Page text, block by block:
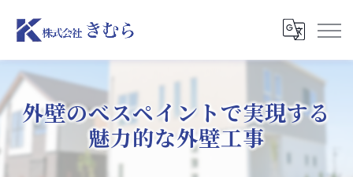
外壁のべスペイントで実現する
魅力的な外壁工事